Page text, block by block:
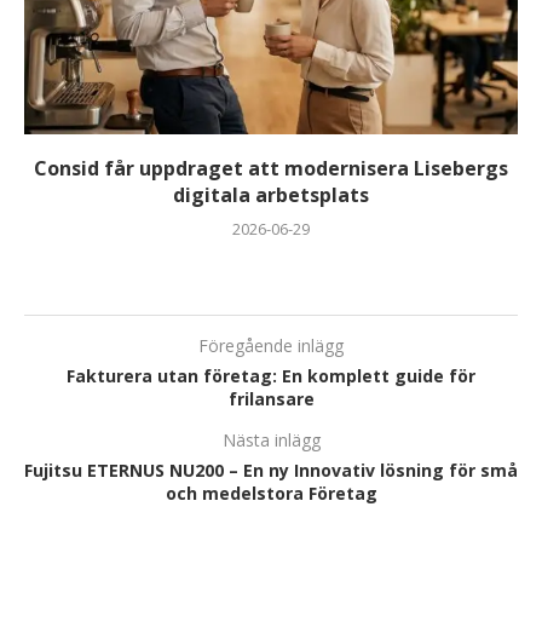
Consid får uppdraget att modernisera Lisebergs
digitala arbetsplats
2026-06-29
Föregående inlägg
Fakturera utan företag: En komplett guide för
frilansare
Nästa inlägg
Fujitsu ETERNUS NU200 – En ny Innovativ lösning för små
och medelstora Företag